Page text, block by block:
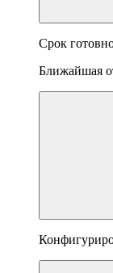
Срок
Ближайшая